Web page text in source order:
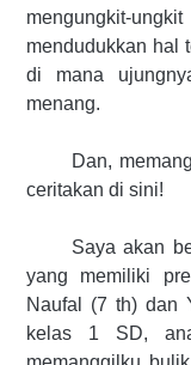
mengungkit-
mendudukkan hal
di mana
menang.
Dan,
ceritakan di sini!
Saya akan
yang memiliki
Naufal (7 th) dan
kelas 1 SD,